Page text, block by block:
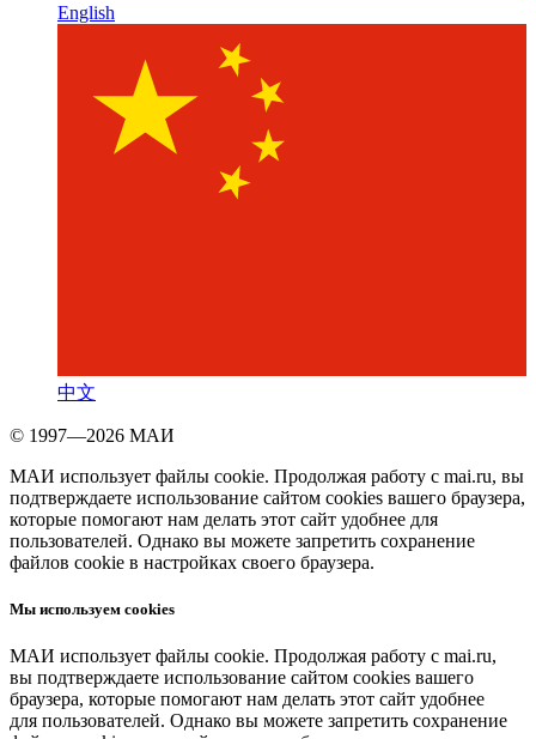
English
中文
© 1997—2026 МАИ
МАИ использует файлы cookie. Продолжая работу с mai.ru, вы
подтверждаете использование сайтом cookies вашего браузера,
которые помогают нам делать этот сайт удобнее для
пользователей. Однако вы можете запретить сохранение
файлов cookie в настройках своего браузера.
Мы используем cookies
МАИ использует файлы cookie. Продолжая работу с mai.ru,
вы подтверждаете использование сайтом cookies вашего
браузера, которые помогают нам делать этот сайт удобнее
для пользователей. Однако вы можете запретить сохранение